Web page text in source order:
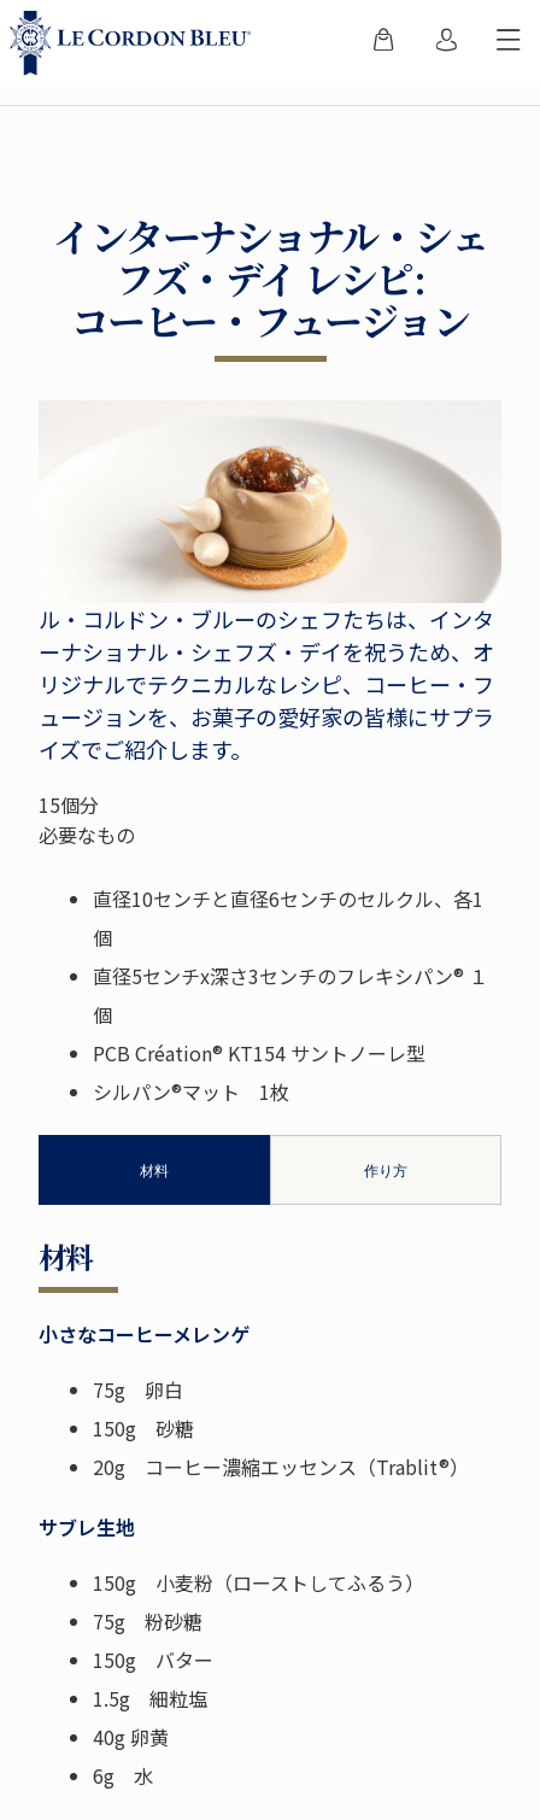
インターナショナル・シェ
フズ・デイ レシピ:
コーヒー・フュージョン
ル・コルドン・ブルーのシェフたちは、インタ
ーナショナル・シェフズ・デイを祝うため、オ
リジナルでテクニカルなレシピ、コーヒー・フ
ュージョンを、お菓子の愛好家の皆様にサプラ
イズでご紹介します。
15個分
必要なもの
直径10センチと直径6センチのセルクル、各1
個
直径5センチx深さ3センチのフレキシパン® １
個
PCB Création® KT154 サントノーレ型
シルパン®マット 1枚
材料 作り方
材料
小さなコーヒーメレンゲ
75g 卵白
150g 砂糖
20g コーヒー濃縮エッセンス（Trablit®）
サブレ生地
150g 小麦粉（ローストしてふるう）
75g 粉砂糖
150g バター
1.5g 細粒塩
40g 卵黄
6g 水